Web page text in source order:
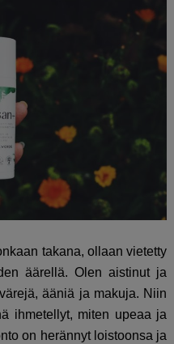
takana, ollaan vietetty
äärellä. Olen aistinut ja
ääniä ja makuja. Niin
ihmetellyt, miten upeaa ja
on herännyt loistoonsa ja